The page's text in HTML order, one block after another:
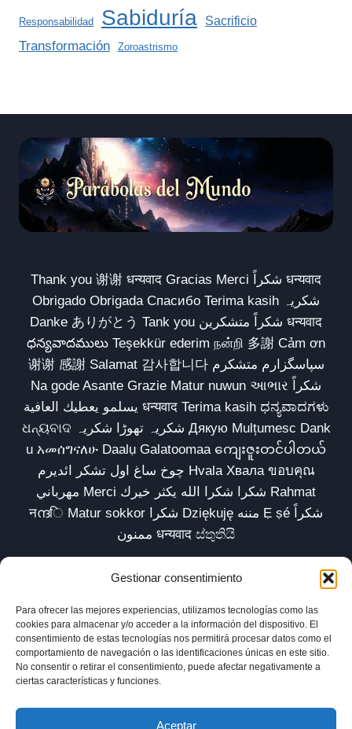
Gestionar consentimiento
Para ofrecer las mejores experiencias, utilizamos tecnologías como las
cookies para almacenar y/o acceder a la información del dispositivo. El
consentimiento de estas tecnologías nos permitirá procesar datos como el
comportamiento de navegación o las identificaciones únicas en este sitio.
No consentir o retirar el consentimiento, puede afectar negativamente a
ciertas características y funciones.
Aceptar
Responsabilidad Sabiduría Sacrificio
Transformación Zoroastrismo
Thank you 谢谢 धन्यवाद Gracias Merci شكراً धन्यवाद
Obrigado Obrigada Спасибо Terima kasih شکریہ
Danke ありがとう Tank you شكراً متشكرين धन्यवाद
ధన్యవాదములు Teşekkür ederim நன்றி 多謝 Cảm ơn
谢谢 感謝 Salamat 감사합니다 سپاسگزارم متشکرم
Na gode Asante Grazie Matur nuwun આભાર شكراً
يسلمو يعطيك العافية धन्यवाद Terima kasih ಧನ್ಯವಾದಗಳು
ଧନ୍ୟବାଦ شکریہ تھوڑا شکریہ Дякую Mulțumesc Dank
u አመሰግናለሁ Daalụ Galatoomaa ကျေးဇူးတင်ပါတယ်
چوخ ساغ اول تشکر ائدیرم Hvala Хвала ขอบคุณ
مهرباني Merci شكرا شكرا الله يكثر خيرك Rahmat
नന്ദि Matur sokkor شكرا Dziękuję مننه Ẹ ṣé شكراً
ممنون धन्यवाद ස්තුතියි
Inicio Biblioteca Parábolas TV
Comunidad
Esencia
Blog
Política de privacidad
Aviso legal
Política de cookies (UE)